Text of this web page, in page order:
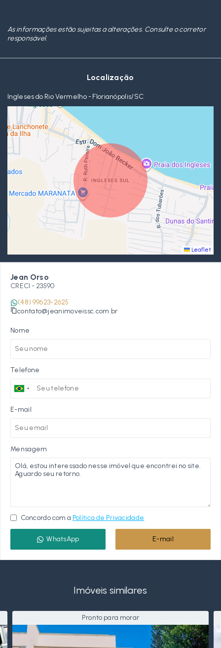
As informações estão sujeitas a alterações. Consulte o corretor
responsável.
Localização
Ingleses do Rio Vermelho - Florianópolis/SC
Leaflet
Jean Orso
CRECI - 23590
(48) 99623-2625
contato@jeanimoveissc.com.br
Nome
Telefone
E-mail
Mensagem
Concordo com a Política de Privacidade
WhatsApp E-mail
Imóveis similares
Pronto para morar